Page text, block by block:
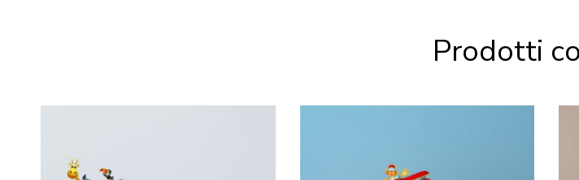
Prodotti